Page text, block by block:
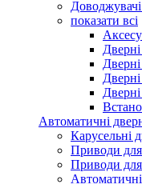
показати всі
Автоматичні
Карусельні
Приводи
Приводи
Автоматичні